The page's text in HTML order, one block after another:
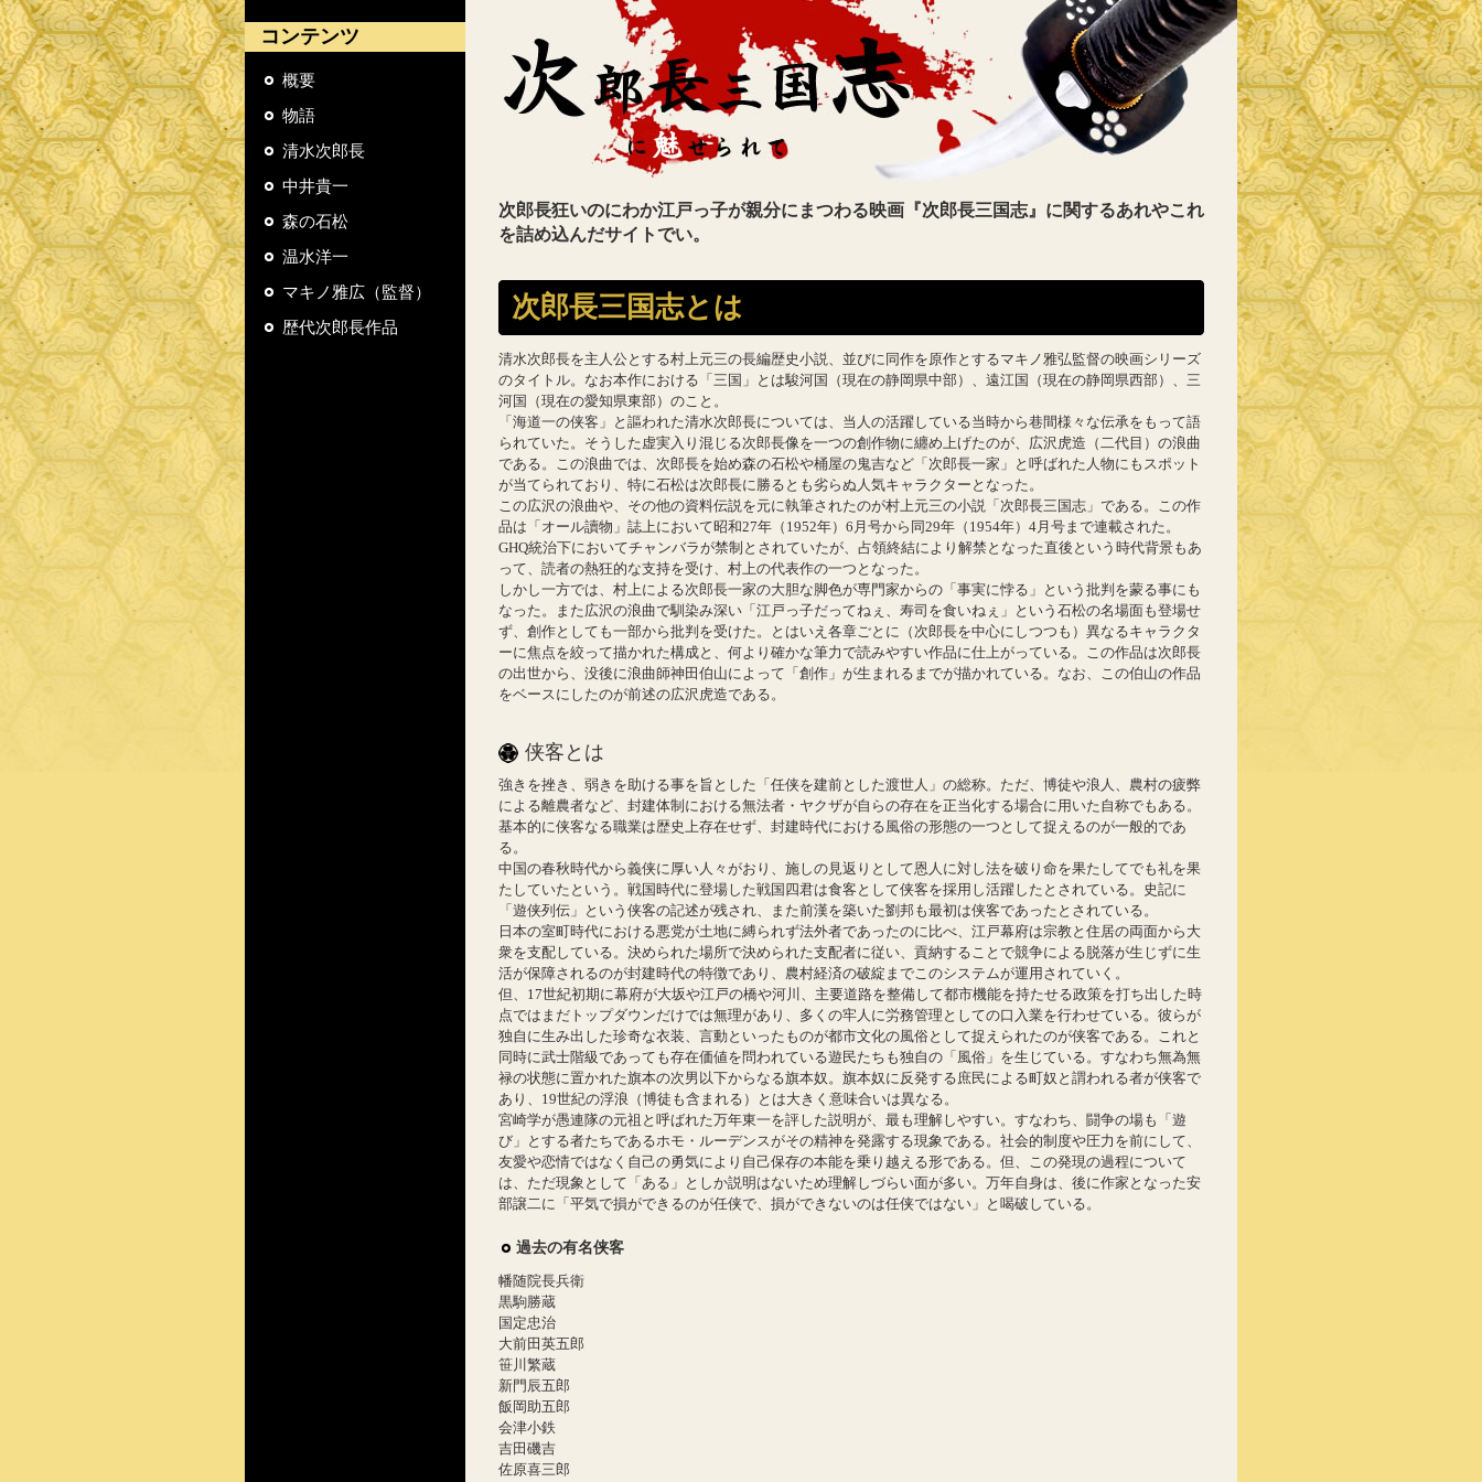
次郎長狂いのにわか江戸っ子が親分にまつわる映画『次郎長三国志』に関するあれやこれ
を詰め込んだサイトでい。
次郎長三国志とは
清水次郎長を主人公とする村上元三の長編歴史小説、並びに同作を原作とするマキノ雅弘監督の映画シリーズ
のタイトル。なお本作における「三国」とは駿河国（現在の静岡県中部）、遠江国（現在の静岡県西部）、三
河国（現在の愛知県東部）のこと。
「海道一の侠客」と謳われた清水次郎長については、当人の活躍している当時から巷間様々な伝承をもって語
られていた。そうした虚実入り混じる次郎長像を一つの創作物に纏め上げたのが、広沢虎造（二代目）の浪曲
である。この浪曲では、次郎長を始め森の石松や桶屋の鬼吉など「次郎長一家」と呼ばれた人物にもスポット
が当てられており、特に石松は次郎長に勝るとも劣らぬ人気キャラクターとなった。
この広沢の浪曲や、その他の資料伝説を元に執筆されたのが村上元三の小説「次郎長三国志」である。この作
品は「オール讀物」誌上において昭和27年（1952年）6月号から同29年（1954年）4月号まで連載された。
GHQ統治下においてチャンバラが禁制とされていたが、占領終結により解禁となった直後という時代背景もあ
って、読者の熱狂的な支持を受け、村上の代表作の一つとなった。
しかし一方では、村上による次郎長一家の大胆な脚色が専門家からの「事実に悖る」という批判を蒙る事にも
なった。また広沢の浪曲で馴染み深い「江戸っ子だってねぇ、寿司を食いねぇ」という石松の名場面も登場せ
ず、創作としても一部から批判を受けた。とはいえ各章ごとに（次郎長を中心にしつつも）異なるキャラクタ
ーに焦点を絞って描かれた構成と、何より確かな筆力で読みやすい作品に仕上がっている。この作品は次郎長
の出世から、没後に浪曲師神田伯山によって「創作」が生まれるまでが描かれている。なお、この伯山の作品
をベースにしたのが前述の広沢虎造である。
侠客とは
強きを挫き、弱きを助ける事を旨とした「任侠を建前とした渡世人」の総称。ただ、博徒や浪人、農村の疲弊
による離農者など、封建体制における無法者・ヤクザが自らの存在を正当化する場合に用いた自称でもある。
基本的に侠客なる職業は歴史上存在せず、封建時代における風俗の形態の一つとして捉えるのが一般的であ
る。
中国の春秋時代から義侠に厚い人々がおり、施しの見返りとして恩人に対し法を破り命を果たしてでも礼を果
たしていたという。戦国時代に登場した戦国四君は食客として侠客を採用し活躍したとされている。史記に
「遊侠列伝」という侠客の記述が残され、また前漢を築いた劉邦も最初は侠客であったとされている。
日本の室町時代における悪党が土地に縛られず法外者であったのに比べ、江戸幕府は宗教と住居の両面から大
衆を支配している。決められた場所で決められた支配者に従い、貢納することで競争による脱落が生じずに生
活が保障されるのが封建時代の特徴であり、農村経済の破綻までこのシステムが運用されていく。
但、17世紀初期に幕府が大坂や江戸の橋や河川、主要道路を整備して都市機能を持たせる政策を打ち出した時
点ではまだトップダウンだけでは無理があり、多くの牢人に労務管理としての口入業を行わせている。彼らが
独自に生み出した珍奇な衣装、言動といったものが都市文化の風俗として捉えられたのが侠客である。これと
同時に武士階級であっても存在価値を問われている遊民たちも独自の「風俗」を生じている。すなわち無為無
禄の状態に置かれた旗本の次男以下からなる旗本奴。旗本奴に反発する庶民による町奴と謂われる者が侠客で
あり、19世紀の浮浪（博徒も含まれる）とは大きく意味合いは異なる。
宮崎学が愚連隊の元祖と呼ばれた万年東一を評した説明が、最も理解しやすい。すなわち、闘争の場も「遊
び」とする者たちであるホモ・ルーデンスがその精神を発露する現象である。社会的制度や圧力を前にして、
友愛や恋情ではなく自己の勇気により自己保存の本能を乗り越える形である。但、この発現の過程について
は、ただ現象として「ある」としか説明はないため理解しづらい面が多い。万年自身は、後に作家となった安
部譲二に「平気で損ができるのが任侠で、損ができないのは任侠ではない」と喝破している。
過去の有名侠客
幡随院長兵衛
黒駒勝蔵
国定忠治
大前田英五郎
笹川繁蔵
新門辰五郎
飯岡助五郎
会津小鉄
吉田磯吉
佐原喜三郎
コンテンツ
概要
物語
清水次郎長
中井貴一
森の石松
温水洋一
マキノ雅広（監督）
歴代次郎長作品